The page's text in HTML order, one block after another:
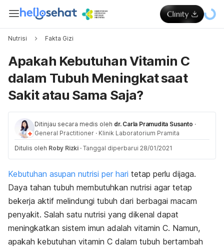
Nutrisi Fakta Gizi
Apakah Kebutuhan Vitamin C
dalam Tubuh Meningkat saat
Sakit atau Sama Saja?
Ditinjau secara medis oleh dr. Carla Pramudita Susanto ·
General Practitioner · Klinik Laboratorium Pramita
Ditulis oleh Roby Rizki · Tanggal diperbarui 28/01/2021
Kebutuhan asupan nutrisi per hari tetap perlu dijaga.
Daya tahan tubuh membutuhkan nutrisi agar tetap
bekerja aktif melindungi tubuh dari berbagai macam
penyakit. Salah satu nutrisi yang dikenal dapat
meningkatkan sistem imun adalah vitamin C. Namun,
apakah kebutuhan vitamin C dalam tubuh bertambah